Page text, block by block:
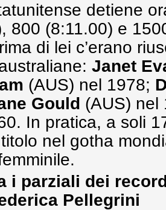
detiene
800 (8:11.00) e
di lei c’erano
Janet
(AUS) nel 1978;
Gould (AUS)
In pratica, a soli
nel gotha
i parziali dei
Pellegrini